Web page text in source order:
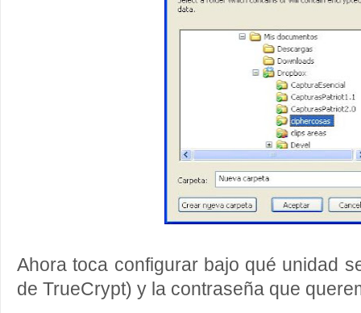
Ahora toca configurar bajo qué unidad
de TrueCrypt) y la contraseña que